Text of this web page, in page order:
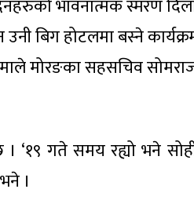
भावनात्मक स्मरण
बिग होटलमा बस्ने
मोरङका सहसचिव
‘१९ गते समय रह्यो भने
।